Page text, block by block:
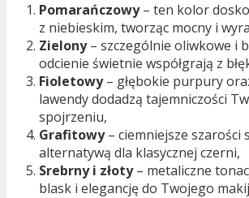
Pomarańczowy– ten kolor
z niebieskim, tworząc mocny i
Zielony– szczególnie oliwkowe i
odcienie świetnie współgrają z
Fioletowy– głębokie purpury
lawendy dodadzą tajemniczości
spojrzeniu,
Grafitowy– ciemniejsze szarości
alternatywą dla klasycznej czerni,
Srebrny i złoty– metaliczne
blask i elegancję do Twojego